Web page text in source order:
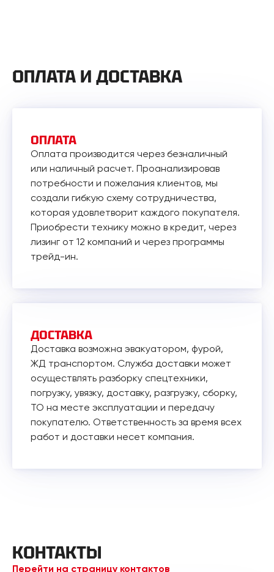
ОПЛАТА И ДОСТАВКА
ОПЛАТА
Оплата производится через безналичный
или наличный расчет. Проанализировав
потребности и пожелания клиентов, мы
создали гибкую схему сотрудничества,
которая удовлетворит каждого покупателя.
Приобрести технику можно в кредит, через
лизинг от 12 компаний и через программы
трейд-ин.
ДОСТАВКА
Доставка возможна эвакуатором, фурой,
ЖД транспортом. Служба доставки может
осуществлять разборку спецтехники,
погрузку, увязку, доставку, разгрузку, сборку,
ТО на месте эксплуатации и передачу
покупателю. Ответственность за время всех
работ и доставки несет компания.
КОНТАКТЫ
Перейти на страницу контактов